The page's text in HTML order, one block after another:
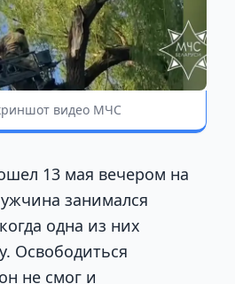
видео МЧС
13 мая вечером на
занимался
одна из них
Освободиться
не смог и